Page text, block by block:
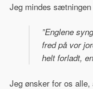
Jeg mindes
”Englene
fred på vor
helt forladt,
Jeg ønsker for os